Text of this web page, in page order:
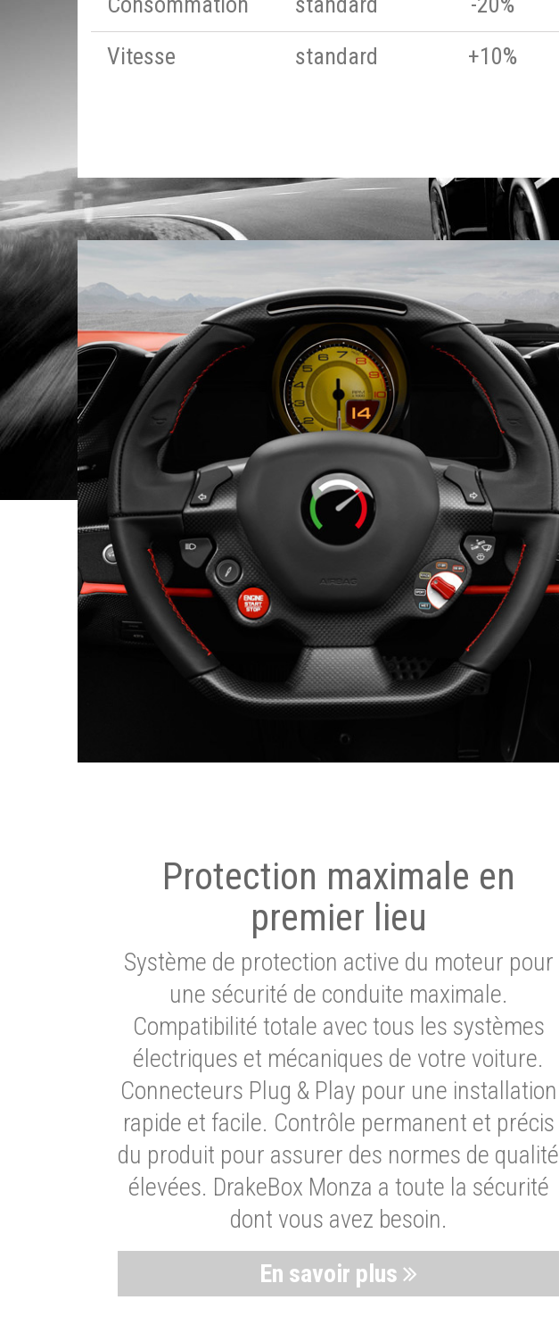
Vitesse
standard +10%
Protection maximale en
premier lieu
Système de protection active du moteur pour
une sécurité de conduite maximale.
Compatibilité totale avec tous les systèmes
électriques et mécaniques de votre voiture.
Connecteurs Plug & Play pour une installation
rapide et facile. Contrôle permanent et précis
du produit pour assurer des normes de qualité
élevées. DrakeBox Monza a toute la sécurité
dont vous avez besoin.
En savoir plus